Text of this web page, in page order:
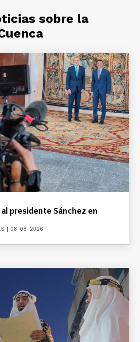
sobre la
presidente Sánchez en
08-08-2026